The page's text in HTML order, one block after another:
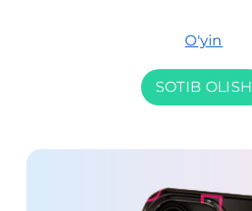
O'yin
SOTIB OLISH